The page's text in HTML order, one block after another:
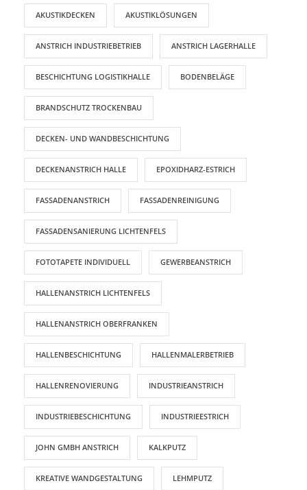
AKUSTIKDECKEN AKUSTIKLÖSUNGEN
ANSTRICH INDUSTRIEBETRIEB ANSTRICH LAGERHALLE
BESCHICHTUNG LOGISTIKHALLE BODENBELÄGE
BRANDSCHUTZ TROCKENBAU
DECKEN- UND WANDBESCHICHTUNG
DECKENANSTRICH HALLE EPOXIDHARZ-ESTRICH
FASSADENANSTRICH FASSADENREINIGUNG
FASSADENSANIERUNG LICHTENFELS
FOTOTAPETE INDIVIDUELL GEWERBEANSTRICH
HALLENANSTRICH LICHTENFELS
HALLENANSTRICH OBERFRANKEN
HALLENBESCHICHTUNG HALLENMALERBETRIEB
HALLENRENOVIERUNG INDUSTRIEANSTRICH
INDUSTRIEBESCHICHTUNG INDUSTRIEESTRICH
JOHN GMBH ANSTRICH KALKPUTZ
KREATIVE WANDGESTALTUNG LEHMPUTZ